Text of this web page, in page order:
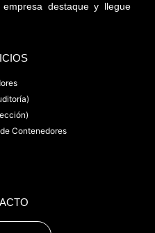
destaque y llegue
Contenedores